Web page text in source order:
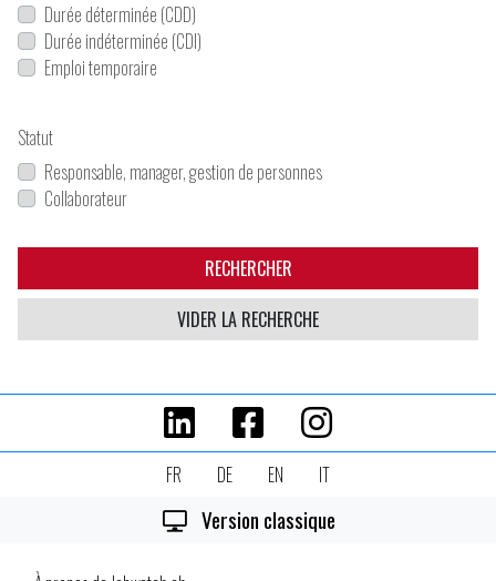
Durée déterminée (CDD)
Durée indéterminée (CDI)
Emploi temporaire
Statut
Responsable, manager, gestion de personnes
Collaborateur
RECHERCHER
VIDER LA RECHERCHE
FR DE EN IT
Version classique